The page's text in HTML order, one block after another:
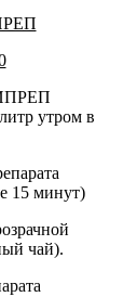
утром в
15 минут)
чай).